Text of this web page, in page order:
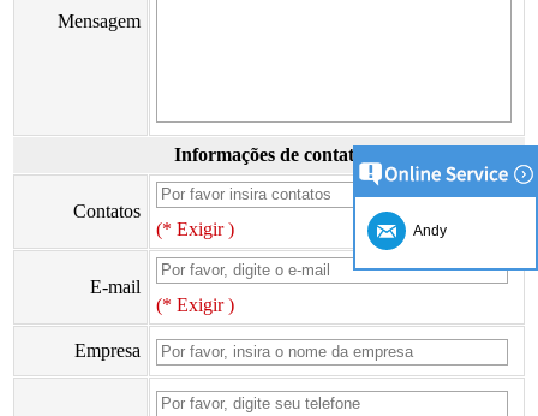
Mensagem
Informações de contato
Contatos
(* Exigir )
E-mail
(* Exigir )
Empresa
Andy